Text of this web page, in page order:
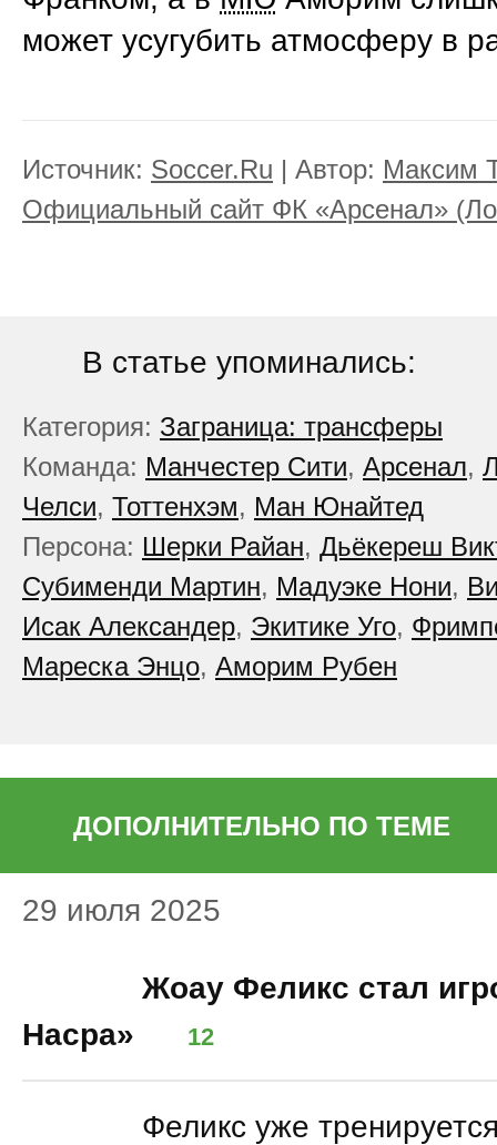
может усугубить атмосферу в
Источник: Soccer.Ru | Автор: Максим
Официальный сайт ФК «Арсенал»
В статье упоминались:
Категория: Заграница: трансферы
Команда: Манчестер Сити, Арсенал,
Челси, Тоттенхэм, Ман Юнайтед
Персона: Шерки Райан, Дьёкереш
Субименди Мартин, Мадуэке Нони,
Исак Александер, Экитике Уго,
Мареска Энцо, Аморим Рубен
ДОПОЛНИТЕЛЬНО ПО ТЕМЕ
29 июля 2025
Жоау Феликс стал
Насра»
12
Феликс уже